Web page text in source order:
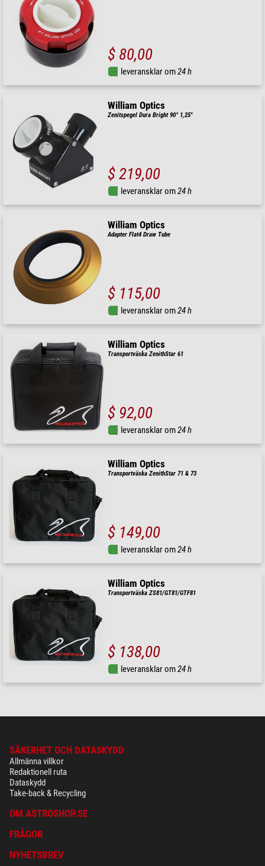
$ 80,00
leveransklar om24 h
William Optics
Zenitspegel Dura Bright 90° 1,25"
$ 219,00
leveransklar om24 h
William Optics
Adapter Flat4 Draw Tube
$ 115,00
leveransklar om24 h
William Optics
Transportväska ZenithStar 61
$ 92,00
leveransklar om24 h
William Optics
Transportväska ZenithStar 71 & 73
$ 149,00
leveransklar om24 h
William Optics
Transportväska ZS81/GT81/GTF81
$ 138,00
leveransklar om24 h
SÄKERHET OCH DATASKYDD
Allmänna villkor
Redaktionell ruta
Dataskydd
Take-back & Recycling
OM ASTROSHOP.SE
FRÅGOR
NYHETSBREV